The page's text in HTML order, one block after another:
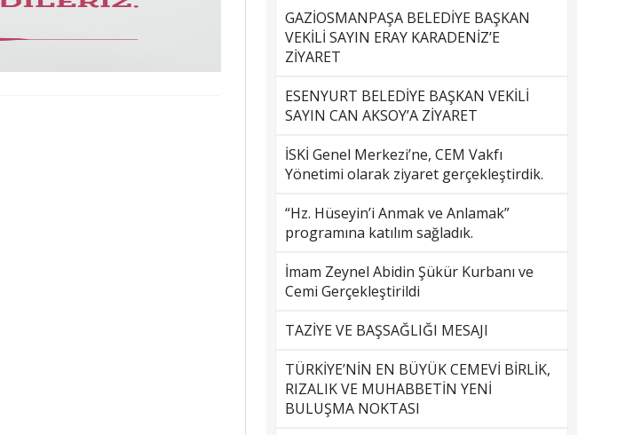
GAZİOSMANPAŞA BELEDİYE BAŞKAN
VEKİLİ SAYIN ERAY KARADENİZ’E
ZİYARET
ESENYURT BELEDİYE BAŞKAN VEKİLİ
SAYIN CAN AKSOY’A ZİYARET
İSKİ Genel Merkezi’ne, CEM Vakfı
Yönetimi olarak ziyaret gerçekleştirdik.
“Hz. Hüseyin’i Anmak ve Anlamak”
programına katılım sağladık.
İmam Zeynel Abidin Şükür Kurbanı ve
Cemi Gerçekleştirildi
TAZİYE VE BAŞSAĞLIĞI MESAJI
TÜRKİYE’NİN EN BÜYÜK CEMEVİ BİRLİK,
RIZALIK VE MUHABBETİN YENİ
BULUŞMA NOKTASI